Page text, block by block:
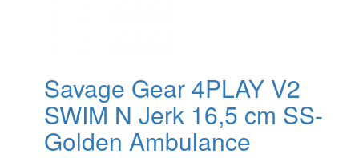
Savage Gear 4PLAY V2
SWIM N Jerk 16,5 cm SS-
Golden Ambulance